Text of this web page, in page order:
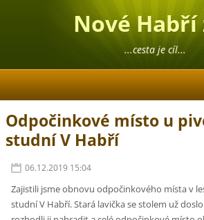
Nové Habří
...cesta je cíl...
Odpočinkové místo u
studní V Habří
06.12.2019 15:04
Zajistili jsme obnovu odpočinkového místa v
studní V Habří. Stará lavička se stolem už